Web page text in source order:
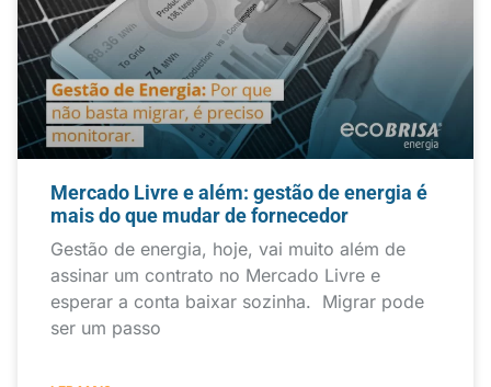
Mercado Livre e além: gestão de energia é
mais do que mudar de fornecedor
Gestão de energia, hoje, vai muito além de
assinar um contrato no Mercado Livre e
esperar a conta baixar sozinha. Migrar pode
ser um passo